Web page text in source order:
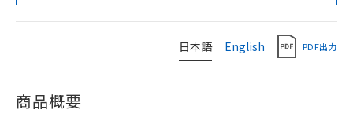
日本語 English PDF出力
商品概要